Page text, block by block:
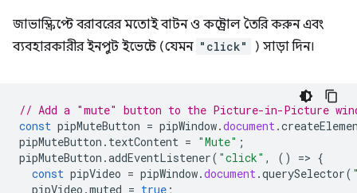
জাভাস্ক্রিপ্টে বরাবরের মতোই বাটন ও কন্ট্রোল তৈরি করুন এবং
ব্যবহারকারীর ইনপুট ইভেন্টে (যেমন "click" ) সাড়া দিন।
// Add a "mute" button to the Picture-in-Picture
const pipMuteButton = pipWindow.document .
pipMuteButton . textContent = "Mute" ;
pipMuteButton .addEventListener( "click" , () => {
const pipVideo = pipWindow.document .querySelector(
pipVideo .muted = true ;